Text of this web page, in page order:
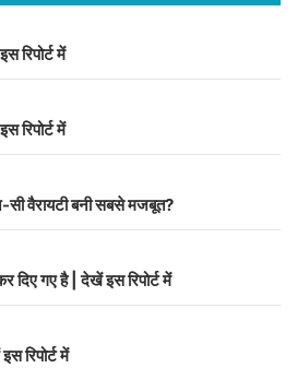
रिपोर्ट में
रिपोर्ट में
सी वैरायटी बनी सबसे मजबूत?
दिए गए है | देखें इस रिपोर्ट में
रिपोर्ट में